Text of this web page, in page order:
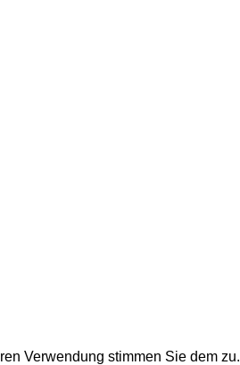
Verwendung stimmen Sie dem zu.